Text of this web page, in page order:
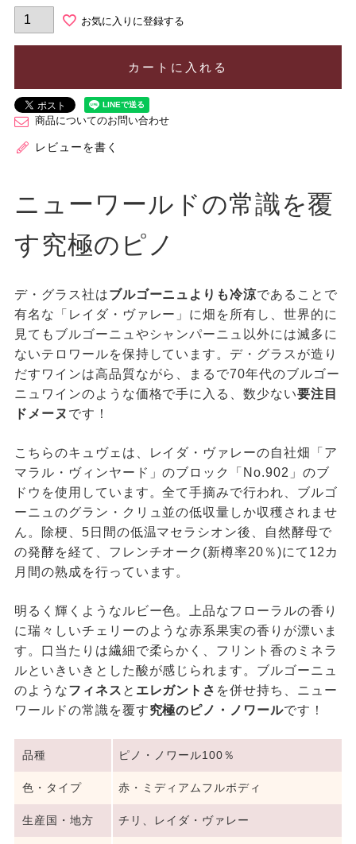
お気に入りに登録する
カートに入れる
商品についてのお問い合わせ
レビューを書く
ニューワールドの常識を覆
す究極のピノ
デ・グラス社はブルゴーニュよりも冷涼であることで
有名な「レイダ・ヴァレー」に畑を所有し、世界的に
見てもブルゴーニュやシャンパーニュ以外には滅多に
ないテロワールを保持しています。デ・グラスが造り
だすワインは高品質ながら、まるで70年代のブルゴー
ニュワインのような価格で手に入る、数少ない要注目
ドメーヌ です！
こちらのキュヴェは、レイダ・ヴァレーの自社畑「ア
マラル・ヴィンヤード」のブロック「No.902」のブ
ドウを使用しています。全て手摘みで行われ、ブルゴ
ーニュのグラン・クリュ並の低収量しか収穫されませ
ん。除梗、5日間の低温マセラシオン後、自然酵母で
の発酵を経て、フレンチオーク(新樽率20％)にて12カ
月間の熟成を行っています。
明るく輝くようなルビー色。上品なフローラルの香り
に瑞々しいチェリーのような赤系果実の香りが漂いま
す。口当たりは繊細で柔らかく、フリント香のミネラ
ルといきいきとした酸が感じられます。ブルゴーニュ
のようなフィネス と エレガントさ を併せ持ち、ニュー
ワールドの常識を覆す究極のピノ・ノワールです！
品種 ピノ・ノワール100％
色・タイプ 赤・ミディアムフルボディ
生産国・地方 チリ、レイダ・ヴァレー